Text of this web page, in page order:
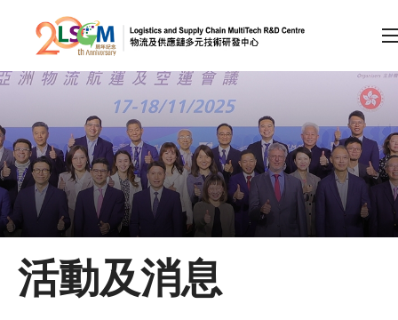
跳到內容（按回車鍵）
會員登入
A A EN 繁 简
主頁
關於LSCM
活動及消息